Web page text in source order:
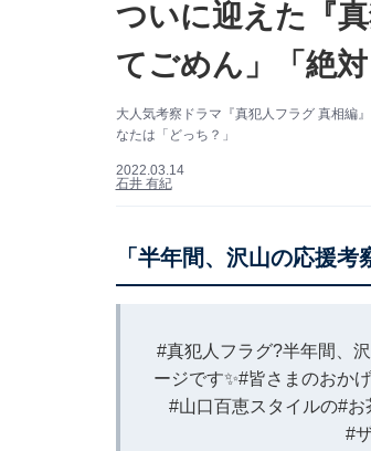
ついに迎えた『
てごめん」「絶
大人気考察ドラマ『真犯人フラグ 真相編
なたは「どっち？」
2022.03.14
石井 有紀
「半年間、沢山の応援考
#真犯人フラグ?半年間、
ージです✨#皆さまのおか
#山口百恵スタイルの#お
#